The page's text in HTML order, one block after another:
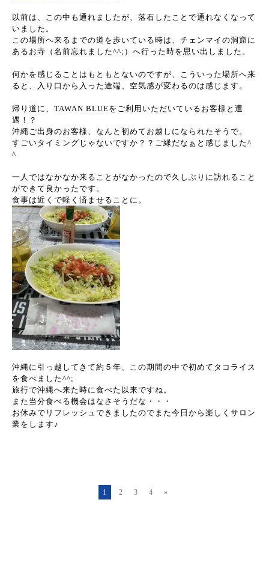
以前は、この中も通れましたが、落石したことで通れなくなって
いました。
この場所へ来るまでの道を歩いている時は、チェンマイの洞窟に
あるお寺（名前忘れました^^;）へ行った時を思い出しました。
何かを感じることはもともとないのですが、こういった場所へ来
ると、入り口から入った途端、空気感が変わるのは感じます。
帰り道に、TAWAN BLUEをご利用いただいているお客様と遭
遇！？
沖縄ご出身のお客様、なんと初めてお越しになられたそうで。
すごいタイミングじゃないですか？？ご縁だなぁと感じました^
^
一人ではなかなか来ることがなかったので久しぶりに訪れること
ができて良かったです。
食事は近くで軽く済ませることに。
沖縄に引っ越してきて約５年、この期間の中で初めてタコライス
を食べました^^;
旅行で沖縄へ来た時に食べた以来ですね。
また当分食べる機会はなさそうだな・・・
お休みでリフレッシュできましたのでまた今日から楽しくサロン
業をします♪
1 2 3 4 »